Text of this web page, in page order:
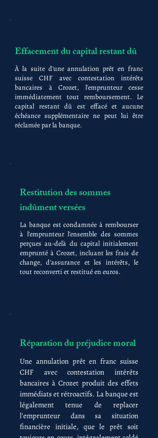
Effacement du capital restant dû
À la suite d'une annulation prêt en franc
suisse CHF avec contestation intérêts
bancaires à Crozet, l'emprunteur cesse
immédiatement tout remboursement. Le
capital restant dû est effacé et aucune
échéance supplémentaire ne peut lui être
réclamée par la banque.
Restitution des sommes
indûment versées
La banque est condamnée à rembourser
à l'emprunteur l'ensemble des sommes
perçues au-delà du capital initialement
emprunté à Crozet, incluant les frais de
change, d'assurance et les intérêts, le
tout reconverti et restitué en euros.
Réparation du préjudice moral
Une annulation prêt en franc suisse
CHF avec contestation intérêts
bancaires à Crozet produit des effets
immédiats et rétroactifs. La banque est
légalement tenue de replacer
l'emprunteur dans sa situation
financière initiale, que le prêt soit